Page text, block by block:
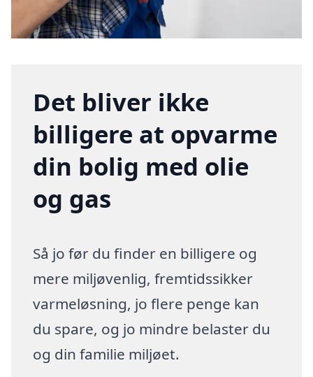
Det bliver ikke
billigere at opvarme
din bolig med olie
og gas
Så jo før du finder en billigere og
mere miljøvenlig, fremtidssikker
varmeløsning, jo flere penge kan
du spare, og jo mindre belaster du
og din familie miljøet.